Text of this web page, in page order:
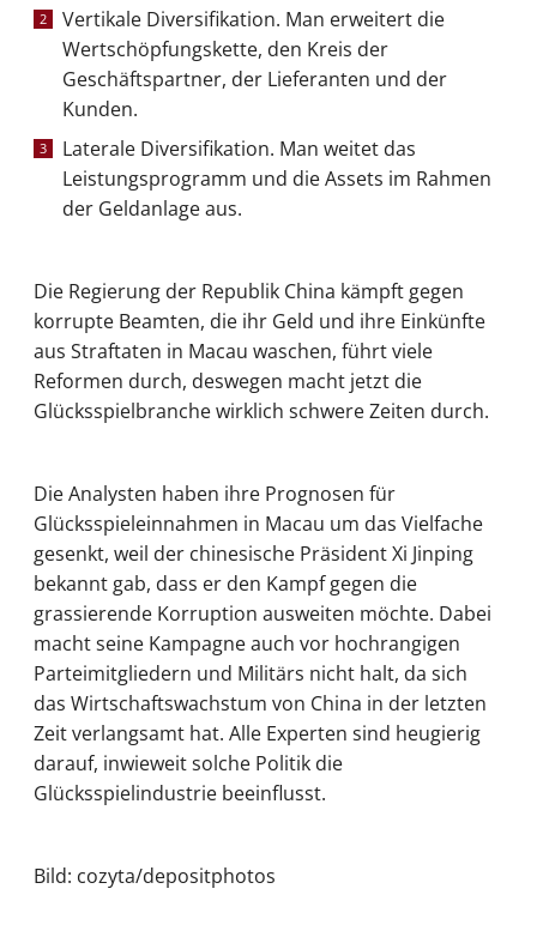
Vertikale Diversifikation. Man erweitert die
Wertschöpfungskette, den Kreis der
Geschäftspartner, der Lieferanten und der
Kunden.
Laterale Diversifikation. Man weitet das
Leistungsprogramm und die Assets im Rahmen
der Geldanlage aus.
Die Regierung der Republik China kämpft gegen
korrupte Beamten, die ihr Geld und ihre Einkünfte
aus Straftaten in Macau waschen, führt viele
Reformen durch, deswegen macht jetzt die
Glücksspielbranche wirklich schwere Zeiten durch.
Die Analysten haben ihre Prognosen für
Glücksspieleinnahmen in Macau um das Vielfache
gesenkt, weil der chinesische Präsident Xi Jinping
bekannt gab, dass er den Kampf gegen die
grassierende Korruption ausweiten möchte. Dabei
macht seine Kampagne auch vor hochrangigen
Parteimitgliedern und Militärs nicht halt, da sich
das Wirtschaftswachstum von China in der letzten
Zeit verlangsamt hat. Alle Experten sind heugierig
darauf, inwieweit solche Politik die
Glücksspielindustrie beeinflusst.
Bild: cozyta/depositphotos